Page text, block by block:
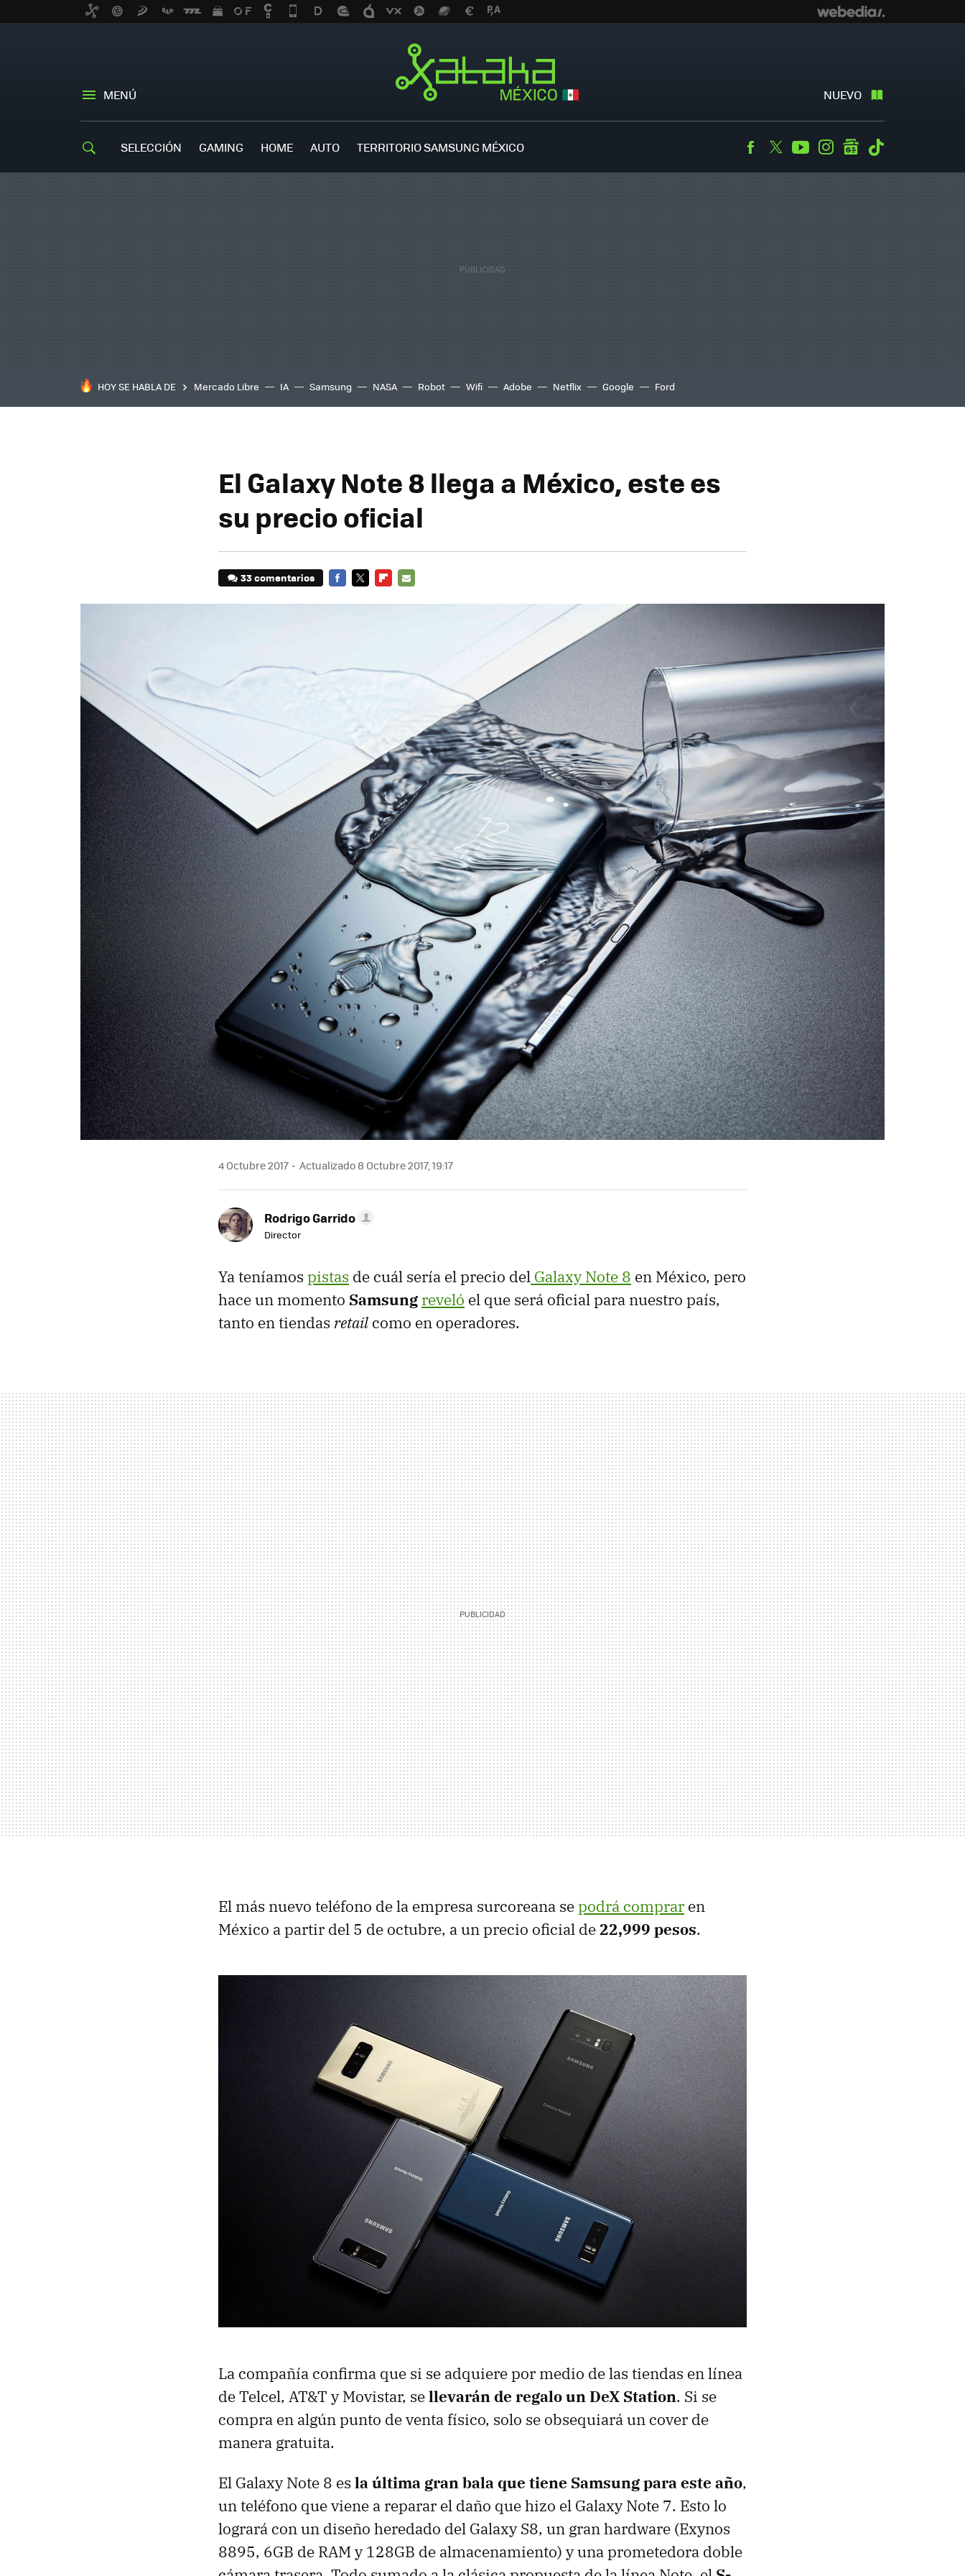
MENÚ NUEVO
SELECCIÓN GAMING HOME AUTO TERRITORIO SAMSUNG MÉXICO Facebook
TwitterYoutubeInstagramgooglenews
HOY SE HABLA DE Mercado Libre IA Samsung NASA Robot Wifi Adobe Netflix Google Ford
El Galaxy Note 8 llega a México, este es
su precio oficial
33 comentarios
4 Octubre 2017 Actualizado 8 Octubre 2017, 19:17
Rodrigo Garrido
Director
Ya teníamos pistas de cuál sería el precio del Galaxy Note 8 en México, pero
hace un momento Samsung reveló el que será oficial para nuestro país,
tanto en tiendas retail como en operadores.
El más nuevo teléfono de la empresa surcoreana sepodrá comprar en
México a partir del 5 de octubre, a un precio oficial de22,999 pesos.
La compañía confirma que si se adquiere por medio de las tiendas en línea
de Telcel, AT&T y Movistar, sellevarán de regalo un DeX Station. Si se
compra en algún punto de venta físico, solo se obsequiará un cover de
manera gratuita.
El Galaxy Note 8 es la última gran bala que tiene Samsung para este año,
un teléfono que viene a reparar el daño que hizo el Galaxy Note 7. Esto lo
logrará con un diseño heredado del Galaxy S8, un gran hardware (Exynos
8895, 6GB de RAM y 128GB de almacenamiento) y una prometedora doble